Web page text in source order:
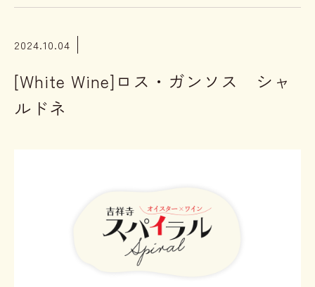
2024.10.04
[White Wine]ロス・ガンソス シャ
ルドネ